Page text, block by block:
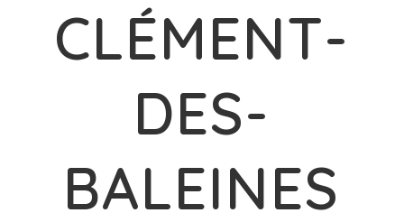
CLÉMENT-
DES-
BALEINES